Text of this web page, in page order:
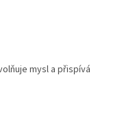
mysl a přispívá